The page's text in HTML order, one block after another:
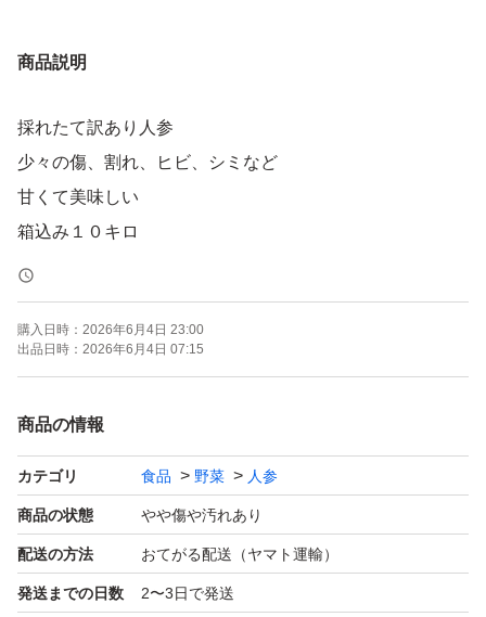
商品説明
採れたて訳あり人参
少々の傷、割れ、ヒビ、シミなど
甘くて美味しい
箱込み１０キロ
購入日時： 2026年6月4日 23:00
出品日時： 2026年6月4日 07:15
商品の情報
カテゴリ 食品 野菜 人参
商品の状態 やや傷や汚れあり
配送の方法 おてがる配送（ヤマト運輸）
発送までの日数 2〜3日で発送